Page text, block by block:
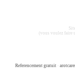
(vous voulez faire
Referencement gratuit-